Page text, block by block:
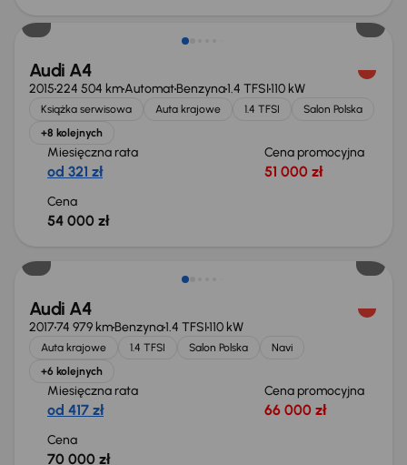
Audi A4
2015224 504 kmAutomatBenzyna1.4 TFSI110 kW
Książka serwisowa Auta krajowe 1.4 TFSI
Salon Polska
+8 kolejnych
Miesięczna rata
od 321 zł
Cena promocyjna
51 000 zł
Cena
54 000 zł
Audi A4
201774 979 kmBenzyna1.4 TFSI110 kW
Auta krajowe 1.4 TFSI Salon Polska
Navi
+6 kolejnych
Miesięczna rata
od 417 zł
Cena promocyjna
66 000 zł
Cena
70 000 zł